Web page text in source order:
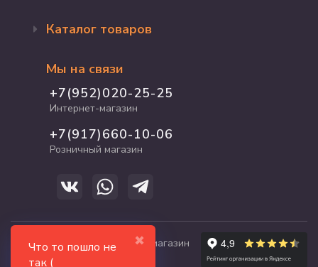
✖
Что то пошло не
так (
Доставка и оплата
Программа лояльности
График работы
Полезные статьи
Каталог товаров
Акции
Для кошек
Для собак
Для грызунов
Для рыб и рептилий
Мы на связи
+7(952)020-25-25
Интернет-магазин
+7(917)660-10-06
Розничный магазин
© 2017-2026 zooshop21.ru - магазин
зоотоваров в Чебоксарах